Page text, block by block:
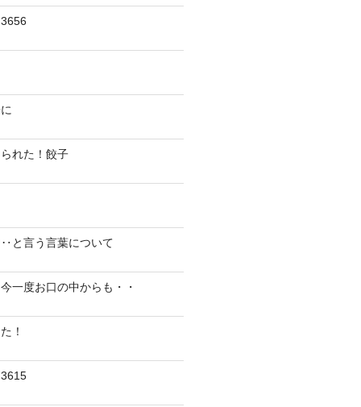
られた！餃子
と言う言葉について
一度お口の中からも・・
！